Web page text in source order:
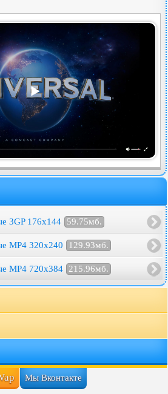
3GP 176x144 59.75мб.
MP4 320x240 129.93мб.
MP4 720x384 215.96мб.
Мы Вконтакте